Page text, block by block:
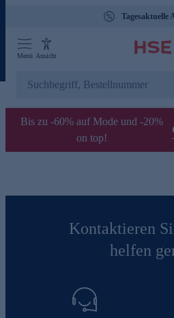
Tagesaktuelle
Menü Ansicht
Bis zu -60% auf Mode und -20%
on top!
Kontaktieren
helfen